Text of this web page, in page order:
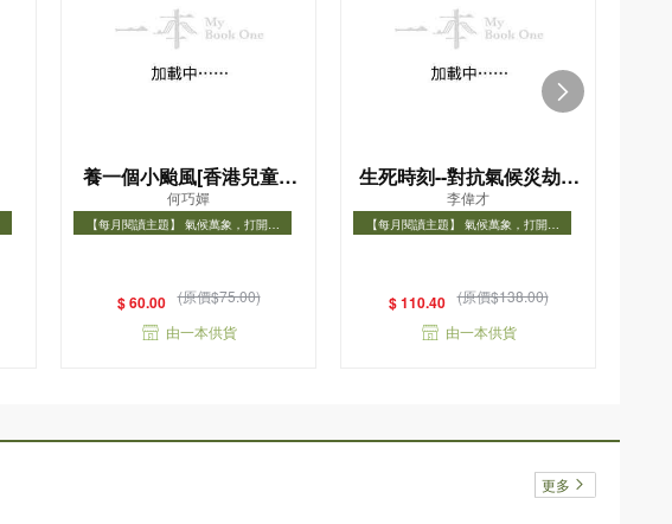
養一個小颱風[香港兒童文
學名家精選]
何巧嬋
【每月閱讀主題】 氣候萬象，打開氣
$ 60.00 (原價$75.00)
由一本供貨
生死時刻--對抗氣候災劫的
關鍵十年
李偉才
【每月閱讀主題】 氣候萬象，打開氣
$ 110.40 (原價$138.00)
由一本供貨
更多